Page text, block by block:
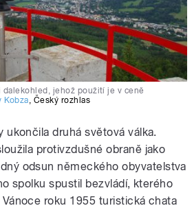
jehož použití je v ceně
Kobza Český rozhlas
ukončila druhá světová válka.
protivzdušné obraně jako
odsun německého obyvatelstva
spolku spustil bezvládí, kterého
roku 1955 turistická chata